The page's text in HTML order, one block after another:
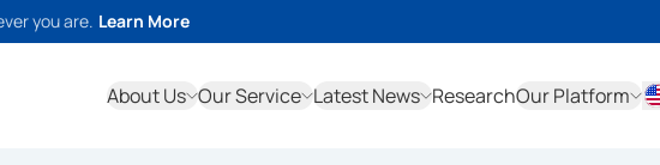
you are. Learn More
About Us Our Service Latest News ResearchOur Platform